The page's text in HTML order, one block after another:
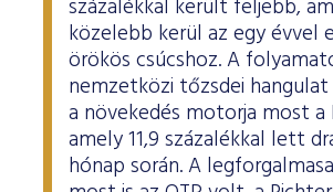
százalékkal került feljebb,
közelebb kerül az egy
örökös csúcshoz. A
nemzetközi tőzsdei
a növekedés motorja most
amely 11,9 százalékkal lett
hónap során. A